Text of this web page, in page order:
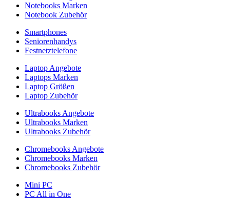
Notebooks Marken
Notebook Zubehör
Smartphones
Seniorenhandys
Festnetztelefone
Laptop Angebote
Laptops Marken
Laptop Größen
Laptop Zubehör
Ultrabooks Angebote
Ultrabooks Marken
Ultrabooks Zubehör
Chromebooks Angebote
Chromebooks Marken
Chromebooks Zubehör
Mini PC
PC All in One